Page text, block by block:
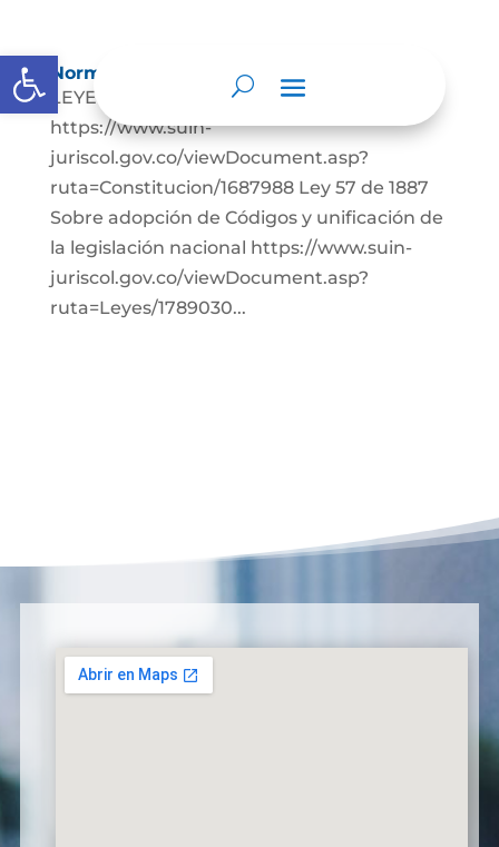
Abrir barra de herramientas
Normatividad
LEYES: Constitución Política de Colombia.
https://www.suin-
juriscol.gov.co/viewDocument.asp?
ruta=Constitucion/1687988 Ley 57 de 1887
Sobre adopción de Códigos y unificación de
la legislación nacional https://www.suin-
juriscol.gov.co/viewDocument.asp?
ruta=Leyes/1789030...